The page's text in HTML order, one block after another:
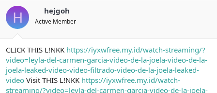
u
y
u
b
a
ş
t
a
n
g
ç
t
a
r
i
h
H hejgoh
Active Member
CLICK THIS L!NKK https://iyxwfree.my.id/watch-streaming/?
video=leyla-del-carmen-garcia-video-de-la-joela-video-de-la-
joela-leaked-video-video-filtrado-video-de-la-joela-leaked-
video Visit THIS L!NKK https://iyxwfree.my.id/watch-
streaming/?video=leyla-del-carmen-garcia-video-de-la-joela-